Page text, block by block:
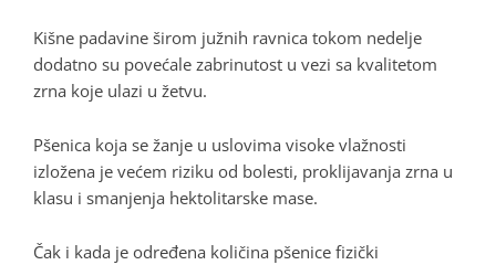
Kišne padavine širom južnih ravnica tokom nedelje
dodatno su povećale zabrinutost u vezi sa kvalitetom
zrna koje ulazi u žetvu.
Pšenica koja se žanje u uslovima visoke vlažnosti
izložena je većem riziku od bolesti, proklijavanja zrna u
klasu i smanjenja hektolitarske mase.
Čak i kada je određena količina pšenice fizički